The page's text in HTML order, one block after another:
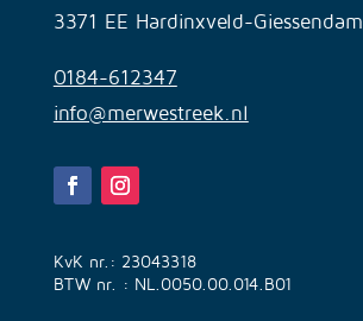
3371 EE Hardinxveld-Giessendam
0184-612347
info@merwestreek.nl
KvK nr.: 23043318
BTW nr. : NL.0050.00.014.B01